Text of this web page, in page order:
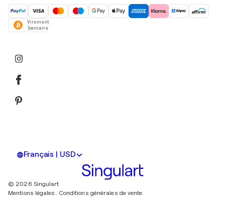
Virement
bancaire
Français | USD
© 2026 Singulart
Mentions légales. Conditions générales de vente